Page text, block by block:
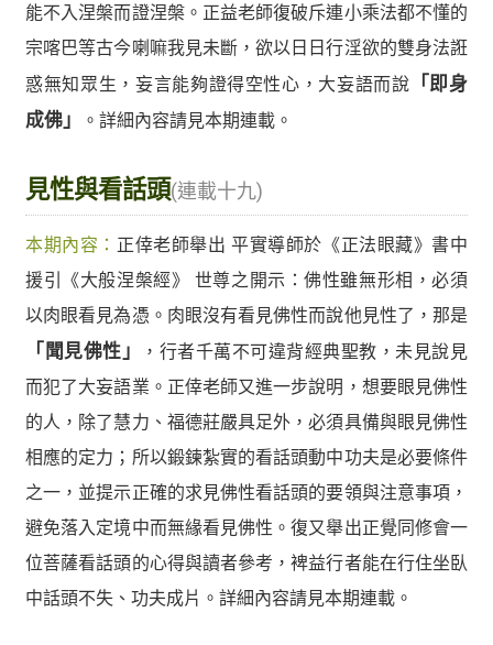
能不入涅槃而證涅槃。正益老師復破斥連小乘法都不懂的
宗喀巴等古今喇嘛我見未斷，欲以日日行淫欲的雙身法誑
惑無知眾生，妄言能夠證得空性心，大妄語而說 「即身
成佛」
。詳細內容請見本期連載。
見性與看話頭(連載十九)
本期內容： 正倖老師舉出 平實導師於《正法眼藏》書中
援引《大般涅槃經》 世尊之開示：佛性雖無形相，必須
以肉眼看見為憑。肉眼沒有看見佛性而說他見性了，那是
「聞見佛性」
，行者千萬不可違背經典聖教，未見說見
而犯了大妄語業。正倖老師又進一步說明，想要眼見佛性
的人，除了慧力、福德莊嚴具足外，必須具備與眼見佛性
相應的定力；所以鍛鍊紮實的看話頭動中功夫是必要條件
之一，並提示正確的求見佛性看話頭的要領與注意事項，
避免落入定境中而無緣看見佛性。復又舉出正覺同修會一
位菩薩看話頭的心得與讀者參考，裨益行者能在行住坐臥
中話頭不失、功夫成片。詳細內容請見本期連載。